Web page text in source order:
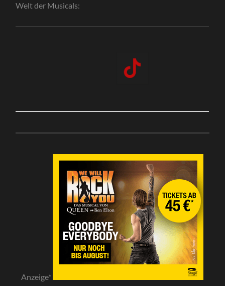
Welt der Musicals:
Anzeige*